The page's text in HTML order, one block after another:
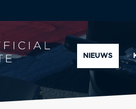
NIEUWS